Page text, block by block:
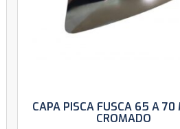
CAPA PISCA FUSCA 65 A 70
CROMADO